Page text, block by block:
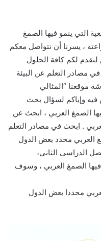
التي ينمو فيها الصمغ
، يسرنا أن نتواصل معكم
لكم كافة الحلول
مصادر التعلم عن البيئة
موقعنا “المثالي
فيه وإياكم لسؤال بحث
الصمغ العربي ، ابحث عن
. ابحث في مصادر التعلم
العربي محدد بعض الدول
الدراسي الثاني،
فيها الصمغ العربي ، وسوف
محددا بعض الدول